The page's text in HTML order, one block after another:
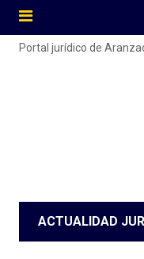
Portal jurídico de
ACTUALIDAD